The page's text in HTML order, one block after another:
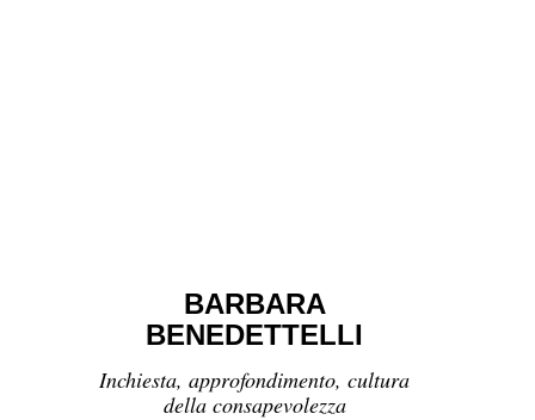
BARBARA
BENEDETTELLI
Inchiesta, approfondimento, cultura
della consapevolezza